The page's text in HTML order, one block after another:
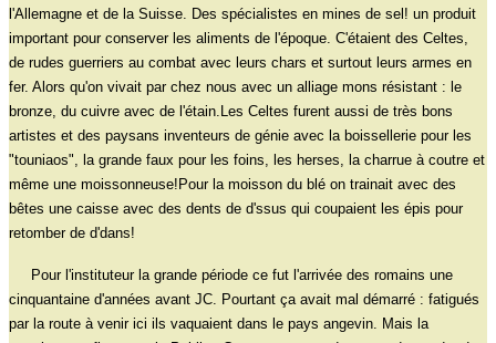
l'Allemagne et de la Suisse. Des spécialistes en mines de sel! un produit
important pour conserver les aliments de l'époque. C'étaient des Celtes,
de rudes guerriers au combat avec leurs chars et surtout leurs armes en
fer. Alors qu'on vivait par chez nous avec un alliage mons résistant : le
bronze, du cuivre avec de l'étain.Les Celtes furent aussi de très bons
artistes et des paysans inventeurs de génie avec la boissellerie pour les
"touniaos", la grande faux pour les foins, les herses, la charrue à coutre et
même une moissonneuse!Pour la moisson du blé on trainait avec des
bêtes une caisse avec des dents de d'ssus qui coupaient les épis pour
retomber de d'dans!
Pour l'instituteur la grande période ce fut l'arrivée des romains une
cinquantaine d'années avant JC. Pourtant ça avait mal démarré : fatigués
par la route à venir ici ils vaquaient dans le pays angevin. Mais la